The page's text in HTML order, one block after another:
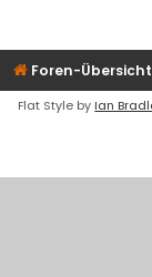
Foren-Übersicht
Flat Style by Ian